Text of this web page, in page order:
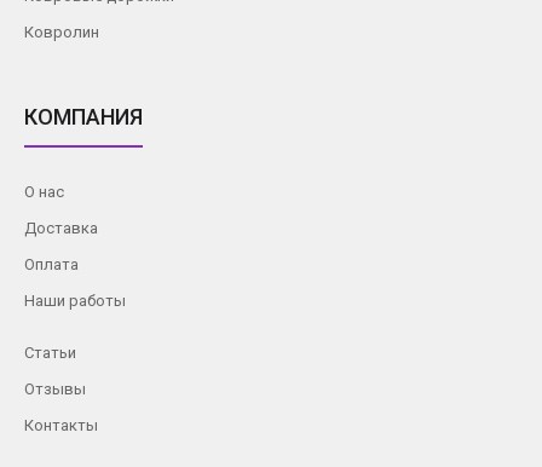
Ковролин
КОМПАНИЯ
О нас
Доставка
Оплата
Наши работы
Статьи
Отзывы
Контакты